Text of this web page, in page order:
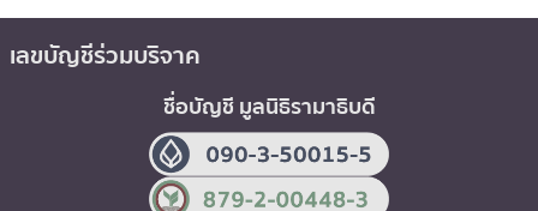
เลขบัญชีร่วมบริจาค
ชื่อบัญชี มูลนิธิรามาธิบดี